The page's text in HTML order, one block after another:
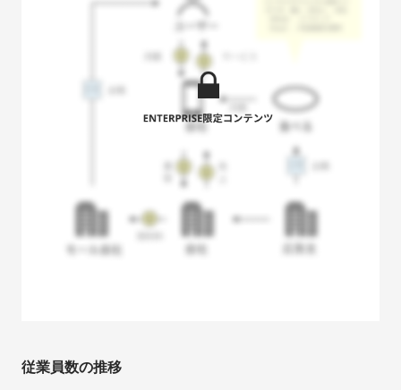
従業員数の推移